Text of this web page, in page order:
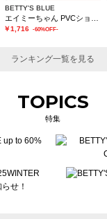
BETTY'S BLUE
￥1,716 -60%OFF-
ランキング一覧を見る
TOPICS
特集